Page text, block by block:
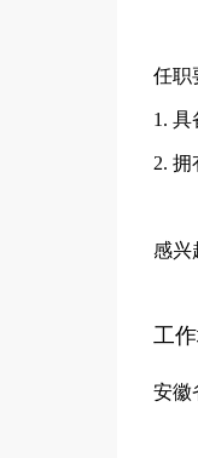
任职
1.
2.
感兴
工
安徽